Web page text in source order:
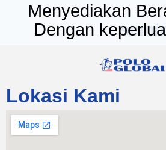
Menyediakan
Dengan
Lokasi Kami